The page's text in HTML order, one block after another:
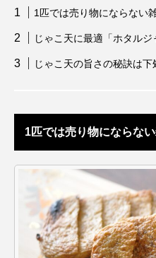
アユ アリアケギバチ
イッカク イトウ
イトヨリダイ イモリ
イリエワニ イワナ
ウツボ ウナギ
1匹では売り物にならない
じゃこ天に最適「ホタルジ
じゃこ天の旨さの秘訣は下
1匹では売り物にならな